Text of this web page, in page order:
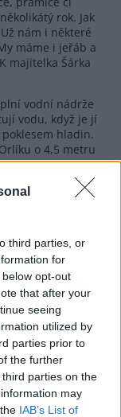
third parties, or
for
opt-out
that after your
seeing
utilized by
parties prior to
the further
parties on the
may
IAB’s List of
rok. Jak
nám i některé
máme i jeřáb a
majitelka Šárka
vodní nádrže
vodu, když je jí
hladin.
o 4,5 metru
by byla voda
Hladiny
v loňském roce
řekla ČTK
let, níže klesla v
méně.
funguje
žádné
uvedla Mertl.
pitné vody
pitné
a Husinec,
je